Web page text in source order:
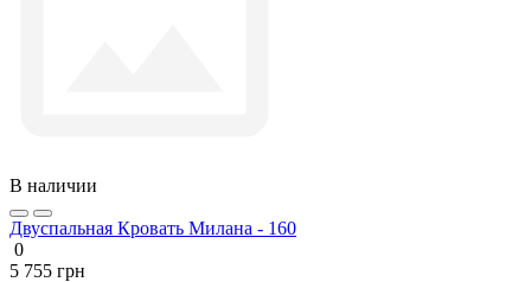
В наличии
Двуспальная Кровать Милана - 160
0
5 755 грн